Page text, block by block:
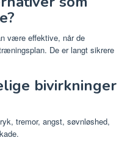
være effektive, når de
De er langt sikrere
bivirkninger
tremor, angst, søvnløshed,